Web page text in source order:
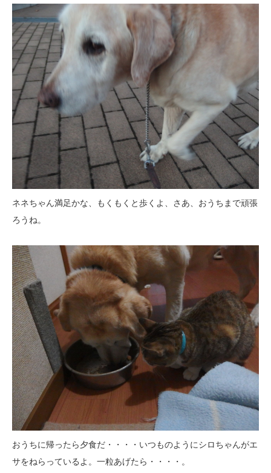
ネネちゃん満足かな、もくもくと歩くよ、さあ、おうちまで頑張
ろうね。
おうちに帰ったら夕食だ・・・・いつものようにシロちゃんがエ
サをねらっているよ。一粒あげたら・・・・。